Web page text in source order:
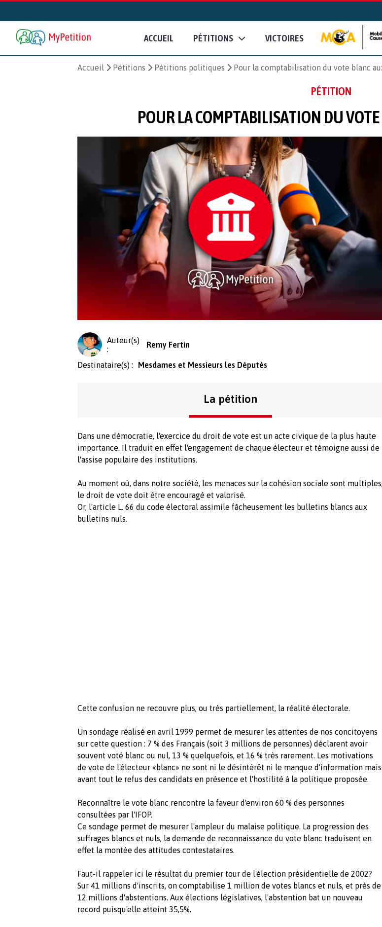
ACCUEIL PÉTITIONS VICTOIRES
Accueil Pétitions Pétitions politiques Pour la comptabilisation du vote blanc
PÉTITION
POUR LA COMPTABILISATION DU
Auteur(s)
:
Remy Fertin
Destinataire(s) : Mesdames et Messieurs les Députés
La pétition
Dans une démocratie, l'exercice du droit de vote est un acte civique de la plus haute
importance. Il traduit en effet l'engagement de chaque électeur et témoigne aussi de
l'assise populaire des institutions.
Au moment où, dans notre société, les menaces sur la cohésion sociale sont multiples,
le droit de vote doit être encouragé et valorisé.
Or, l'article L. 66 du code électoral assimile fâcheusement les bulletins blancs aux
bulletins nuls.
Cette confusion ne recouvre plus, ou très partiellement, la réalité électorale.
Un sondage réalisé en avril 1999 permet de mesurer les attentes de nos concitoyens
sur cette question : 7 % des Français (soit 3 millions de personnes) déclarent avoir
souvent voté blanc ou nul, 13 % quelquefois, et 16 % très rarement. Les motivations
de vote de l'électeur «blanc» ne sont ni le désintérêt ni le manque d'information mais
avant tout le refus des candidats en présence et l'hostilité à la politique proposée.
Reconnaître le vote blanc rencontre la faveur d'environ 60 % des personnes
consultées par l'IFOP.
Ce sondage permet de mesurer l'ampleur du malaise politique. La progression des
suffrages blancs et nuls, la demande de reconnaissance du vote blanc traduisent en
effet la montée des attitudes contestataires.
Faut-il rappeler ici le résultat du premier tour de l'élection présidentielle de 2002?
Sur 41 millions d'inscrits, on comptabilise 1 million de votes blancs et nuls, et près de
12 millions d'abstentions. Aux élections législatives, l'abstention bat un nouveau
record puisqu'elle atteint 35,5%.